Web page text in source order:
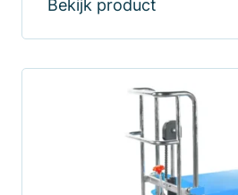
Bekijk product